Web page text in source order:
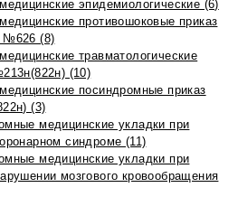
эпидемиологические (6)
противошоковые приказ
№626 (8)
травматологические
(10)
посиндромные приказ
(3)
медицинские укладки при
синдроме (11)
медицинские укладки при
мозгового кровообращения